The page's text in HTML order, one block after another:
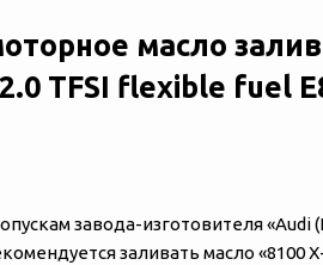
масло
TFSI flexible fuel
завода-изготовителя «‎‎Audi
заливать масло «8100